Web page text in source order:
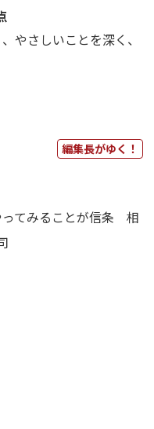
やさしいことを深く、
編集長がゆく！
ってみることが信条 相